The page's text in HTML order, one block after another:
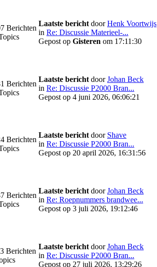
Berichten
Laatste bericht doorHenk Voortwijs
in Re: Discussie Materieel-...
Gepost op Gisteren om 17:11:30
Berichten
Laatste bericht doorJohan Beck
in Re: Discussie P2000 Bran...
Gepost op 4 juni 2026, 06:06:21
Berichten
Laatste bericht door Shave
in Re: Discussie P2000 Bran...
Gepost op 20 april 2026, 16:31:56
Berichten
Laatste bericht doorJohan Beck
in Re: Roepnummers brandwee...
Gepost op 3 juli 2026, 19:12:46
Berichten
Laatste bericht doorJohan Beck
in Re: Discussie P2000 Bran...
Gepost op 27 juli 2026, 13:29:26